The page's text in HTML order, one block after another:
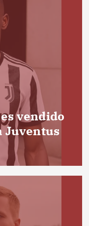
vendido
Juventus